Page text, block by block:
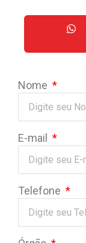
Nome
E-mail
Telefone